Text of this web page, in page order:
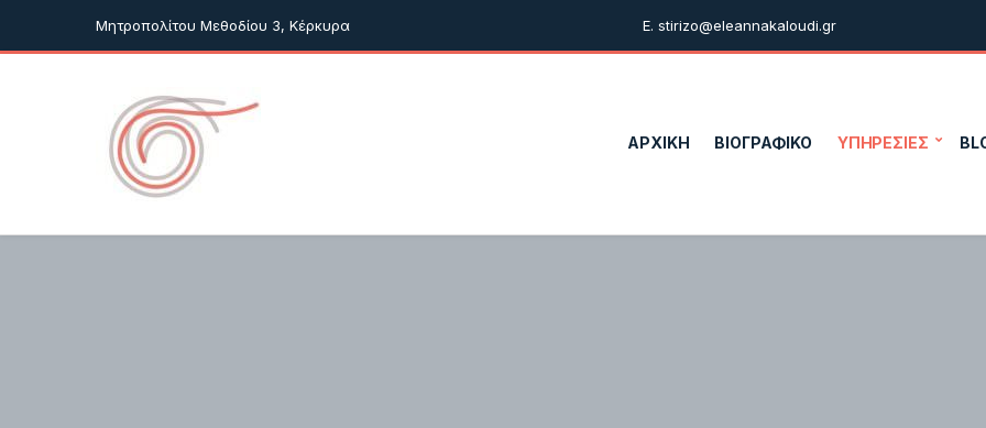
Μητροπολίτου Μεθοδίου 3, Κέρκυρα E. stirizo@eleannakaloudi.gr
ΑΡΧΙΚΗ ΒΙΟΓΡΑΦΙΚΟ ΥΠΗΡΕΣΙΕΣ